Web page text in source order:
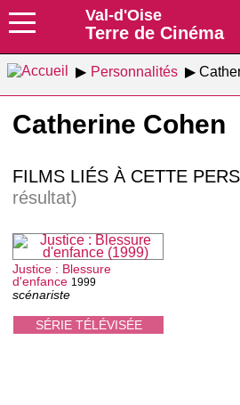
Val-d'Oise
Terre de Cinéma
Personnalités
Catherine Cohen
FILMS LIÉS À CETTE
résultat)
SÉRIE TÉLÉVISÉE
Justice : Blessure
d'enfance 1999
scénariste